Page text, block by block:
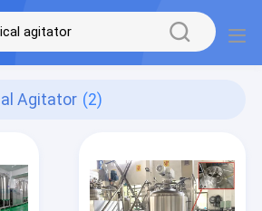
Agitator (2)